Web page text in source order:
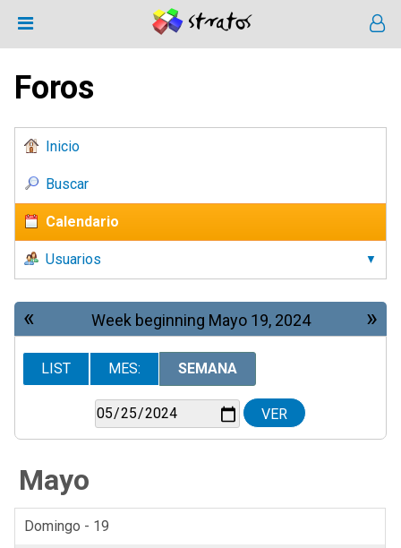
Foros
Inicio
Buscar
Calendario
Usuarios
« »
Week beginning Mayo 19, 2024
LIST MES: SEMANA
Mayo
Domingo - 19